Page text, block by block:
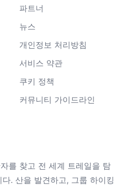
파트너
뉴스
개인정보 처리방침
서비스 약관
쿠키 정책
커뮤니티 가이드라인
를 찾고 전 세계 트레일을 탐
. 산을 발견하고, 그룹 하이킹